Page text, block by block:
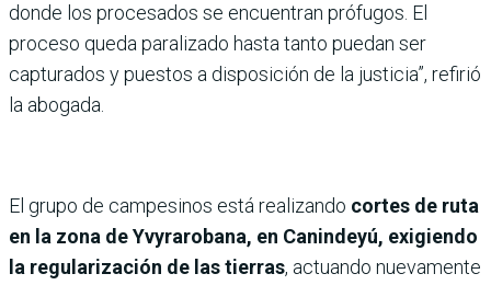
donde los procesados se encuentran prófugos. El
proceso queda paralizado hasta tanto puedan ser
capturados y puestos a disposición de la justicia”, refirió
la abogada.
El grupo de campesinos está realizando cortes de ruta
en la zona de Yvyrarobana, en Canindeyú, exigiendo
la regularización de las tierras, actuando nuevamente